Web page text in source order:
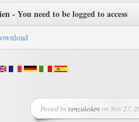
- You need to be logged to access
Posted by renzukokenon Nov 27,